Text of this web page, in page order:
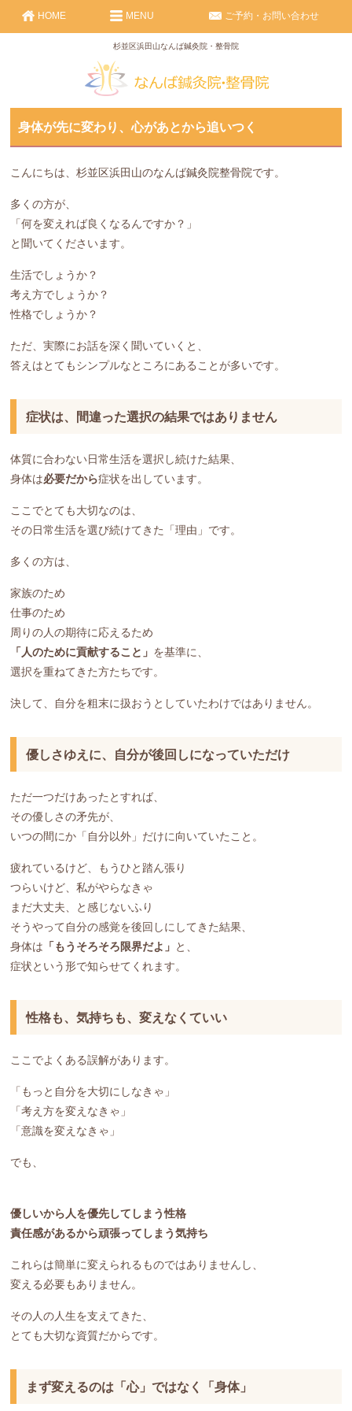
杉並区浜田山なんば鍼灸院・整骨院
HOME ご予約・お問い合わせ
MENU
身体が先に変わり、心があとから追いつく
こんにちは、杉並区浜田山のなんば鍼灸院整骨院です。
多くの方が、
「何を変えれば良くなるんですか？」
と聞いてくださいます。
生活でしょうか？
考え方でしょうか？
性格でしょうか？
ただ、実際にお話を深く聞いていくと、
答えはとてもシンプルなところにあることが多いです。
症状は、間違った選択の結果ではありません
体質に合わない日常生活を選択し続けた結果、
身体は必要だから症状を出しています。
ここでとても大切なのは、
その日常生活を選び続けてきた「理由」です。
多くの方は、
家族のため
仕事のため
周りの人の期待に応えるため
「人のために貢献すること」 を基準に、
選択を重ねてきた方たちです。
決して、自分を粗末に扱おうとしていたわけではありません。
優しさゆえに、自分が後回しになっていただけ
ただ一つだけあったとすれば、
その優しさの矛先が、
いつの間にか「自分以外」だけに向いていたこと。
疲れているけど、もうひと踏ん張り
つらいけど、私がやらなきゃ
まだ大丈夫、と感じないふり
そうやって自分の感覚を後回しにしてきた結果、
身体は 「もうそろそろ限界だよ」 と、
症状という形で知らせてくれます。
性格も、気持ちも、変えなくていい
ここでよくある誤解があります。
「もっと自分を大切にしなきゃ」
「考え方を変えなきゃ」
「意識を変えなきゃ」
でも、
優しいから人を優先してしまう性格
責任感があるから頑張ってしまう気持ち
これらは簡単に変えられるものではありませんし、
変える必要もありません。
その人の人生を支えてきた、
とても大切な資質だからです。
まず変えるのは「心」ではなく「身体」